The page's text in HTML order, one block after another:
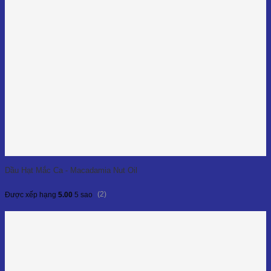
Dầu Hạt Mắc Ca - Macadamia Nut Oil
Được xếp hạng 5.00 5 sao (2)